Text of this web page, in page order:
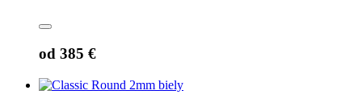
od 385 €